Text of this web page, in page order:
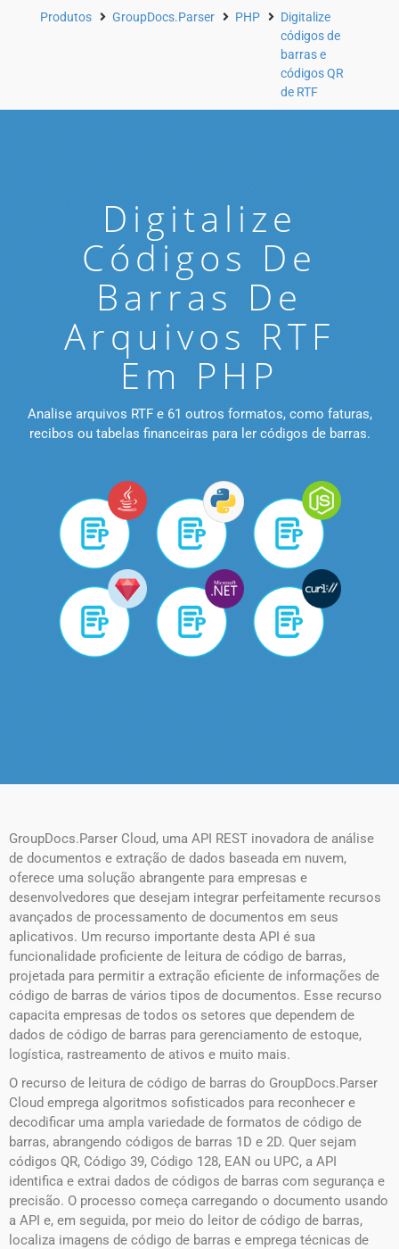
Produtos GroupDocs.Parser PHP
Digitalize
códigos de
barras e
códigos QR
de RTF
Digitalize
Códigos De
Barras De
Arquivos RTF
Em PHP
Analise arquivos RTF e 61 outros formatos, como faturas,
recibos ou tabelas financeiras para ler códigos de barras.
GroupDocs.Parser Cloud, uma API REST inovadora de análise
de documentos e extração de dados baseada em nuvem,
oferece uma solução abrangente para empresas e
desenvolvedores que desejam integrar perfeitamente recursos
avançados de processamento de documentos em seus
aplicativos. Um recurso importante desta API é sua
funcionalidade proficiente de leitura de código de barras,
projetada para permitir a extração eficiente de informações de
código de barras de vários tipos de documentos. Esse recurso
capacita empresas de todos os setores que dependem de
dados de código de barras para gerenciamento de estoque,
logística, rastreamento de ativos e muito mais.
O recurso de leitura de código de barras do GroupDocs.Parser
Cloud emprega algoritmos sofisticados para reconhecer e
decodificar uma ampla variedade de formatos de código de
barras, abrangendo códigos de barras 1D e 2D. Quer sejam
códigos QR, Código 39, Código 128, EAN ou UPC, a API
identifica e extrai dados de códigos de barras com segurança e
precisão. O processo começa carregando o documento usando
a API e, em seguida, por meio do leitor de código de barras,
localiza imagens de código de barras e emprega técnicas de